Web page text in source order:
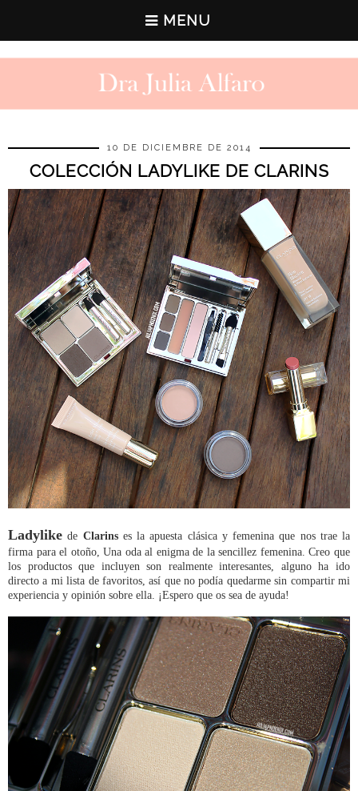
MENU
10 DE DICIEMBRE DE 2014
COLECCIÓN LADYLIKE DE CLARINS
Ladylike de Clarinses la apuesta clásica y femenina que nos trae la
firma para el otoño, Una oda al enigma de la sencillez femenina. Creo que
los productos que incluyen son realmente interesantes, alguno ha ido
directo a mi lista de favoritos, así que no podía quedarme sin compartir mi
experiencia y opinión sobre ella. ¡Espero que os sea de ayuda!